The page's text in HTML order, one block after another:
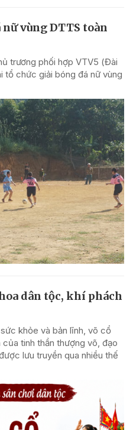
vùng DTTS toàn
trương phối hợp VTV5 (Đài
tổ chức giải bóng đá nữ vùng
dân tộc, khí phách
khỏe và bản lĩnh, võ cổ
tinh thần thượng võ, đạo
lưu truyền qua nhiều thế